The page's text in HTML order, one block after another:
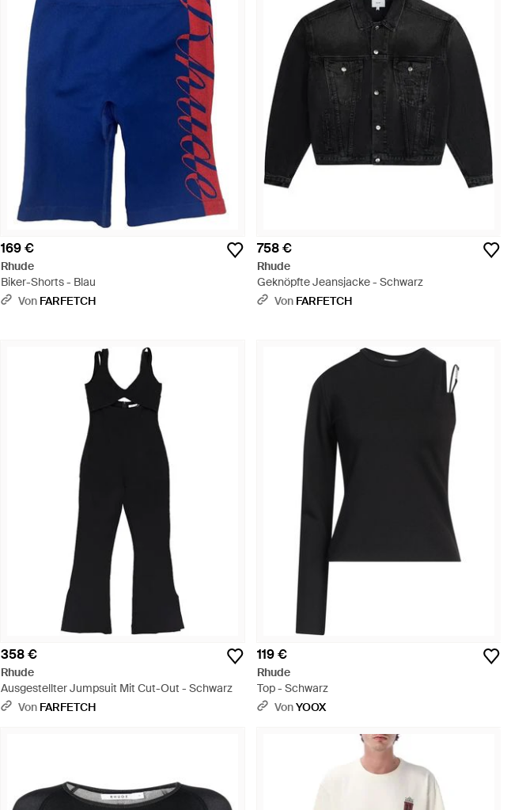
169 €
Rhude
Biker-Shorts - Blau
Von FARFETCH
758 €
Rhude
Geknöpfte Jeansjacke - Schwarz
Von FARFETCH
358 €
Rhude
Ausgestellter Jumpsuit Mit Cut-Out - Schwarz
Von FARFETCH
119 €
Rhude
Top - Schwarz
VonYOOX